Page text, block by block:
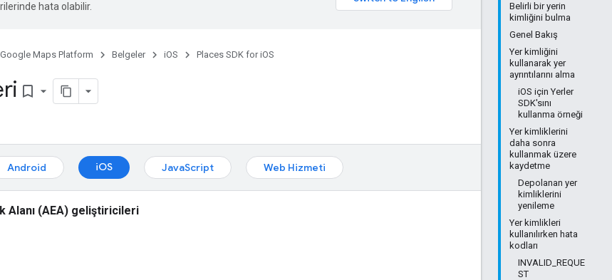
Belirli bir yerin
kimliğini bulma
Genel Bakış
Yer kimliğini
kullanarak yer
ayrıntılarını alma
iOS için Yerler
SDK'sını
kullanma örneği
Yer kimliklerini
daha sonra
kullanmak üzere
kaydetme
Depolanan yer
kimliklerini
yenileme
Yer kimlikleri
kullanılırken hata
kodları
INVALID_REQUE
ST
hata olabilir.
Google Maps Platform Belgeler iOS Places SDK for iOS
bookmark_border
Android iOS JavaScript Web Hizmeti
Alanı (AEA) geliştiricileri